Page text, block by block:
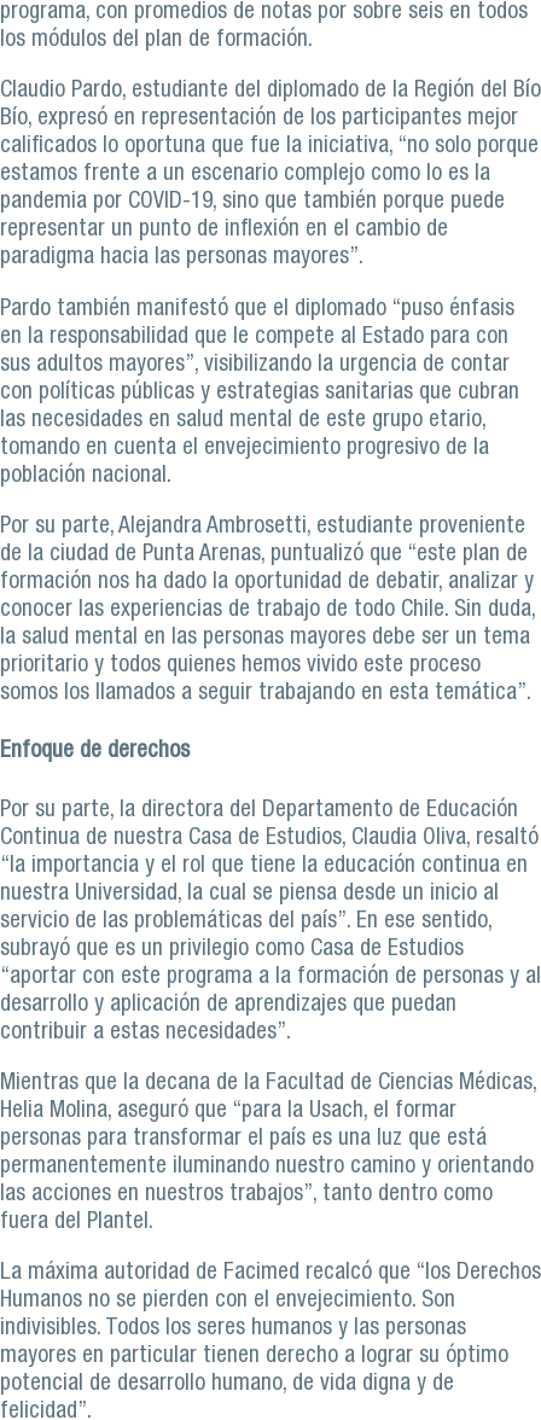
programa, con promedios de notas por sobre seis en todos
los módulos del plan de formación.
Claudio Pardo, estudiante del diplomado de la Región del Bío
Bío, expresó en representación de los participantes mejor
calificados lo oportuna que fue la iniciativa, “no solo porque
estamos frente a un escenario complejo como lo es la
pandemia por COVID-19, sino que también porque puede
representar un punto de inflexión en el cambio de
paradigma hacia las personas mayores”.
Pardo también manifestó que el diplomado “puso énfasis
en la responsabilidad que le compete al Estado para con
sus adultos mayores”, visibilizando la urgencia de contar
con políticas públicas y estrategias sanitarias que cubran
las necesidades en salud mental de este grupo etario,
tomando en cuenta el envejecimiento progresivo de la
población nacional.
Por su parte, Alejandra Ambrosetti, estudiante proveniente
de la ciudad de Punta Arenas, puntualizó que “este plan de
formación nos ha dado la oportunidad de debatir, analizar y
conocer las experiencias de trabajo de todo Chile. Sin duda,
la salud mental en las personas mayores debe ser un tema
prioritario y todos quienes hemos vivido este proceso
somos los llamados a seguir trabajando en esta temática”.
Enfoque de derechos
Por su parte, la directora del Departamento de Educación
Continua de nuestra Casa de Estudios, Claudia Oliva, resaltó
“la importancia y el rol que tiene la educación continua en
nuestra Universidad, la cual se piensa desde un inicio al
servicio de las problemáticas del país”. En ese sentido,
subrayó que es un privilegio como Casa de Estudios
“aportar con este programa a la formación de personas y al
desarrollo y aplicación de aprendizajes que puedan
contribuir a estas necesidades”.
Mientras que la decana de la Facultad de Ciencias Médicas,
Helia Molina, aseguró que “para la Usach, el formar
personas para transformar el país es una luz que está
permanentemente iluminando nuestro camino y orientando
las acciones en nuestros trabajos”, tanto dentro como
fuera del Plantel.
La máxima autoridad de Facimed recalcó que “los Derechos
Humanos no se pierden con el envejecimiento. Son
indivisibles. Todos los seres humanos y las personas
mayores en particular tienen derecho a lograr su óptimo
potencial de desarrollo humano, de vida digna y de
felicidad”.